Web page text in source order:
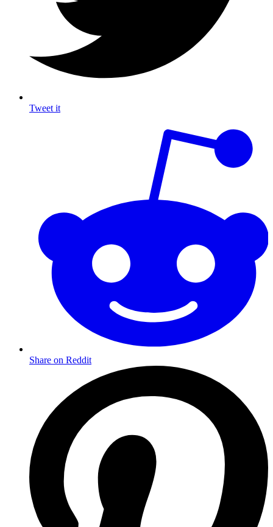
Tweet it
Share on Reddit